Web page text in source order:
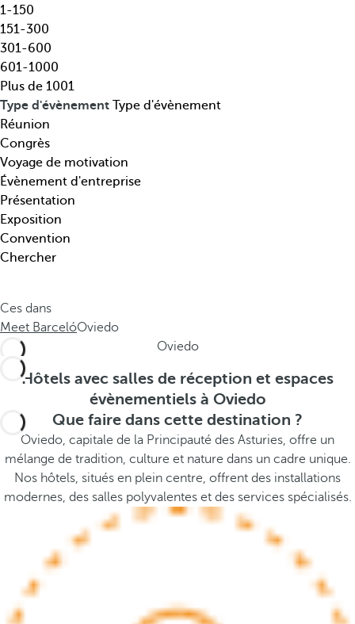
t
i
o
n
,
t
h
é
m
a
t
i
q
u
.
.
w
n
a
r
r
o
w
k
e
y
o
p
e
n
h
e
n
m
o
1-150
151-300
301-600
601-1000
Plus de 1001
Type d'évènement Type d'évènement
Réunion
Congrès
Voyage de motivation
Évènement d'entreprise
Présentation
Exposition
Convention
Chercher
Ces dans
Meet BarcelóOviedo
Oviedo
Hôtels avec salles de réception et espaces
évènementiels à Oviedo
Que faire dans cette destination ?
Oviedo, capitale de la Principauté des Asturies, offre un
mélange de tradition, culture et nature dans un cadre unique.
Nos hôtels, situés en plein centre, offrent des installations
modernes, des salles polyvalentes et des services spécialisés.